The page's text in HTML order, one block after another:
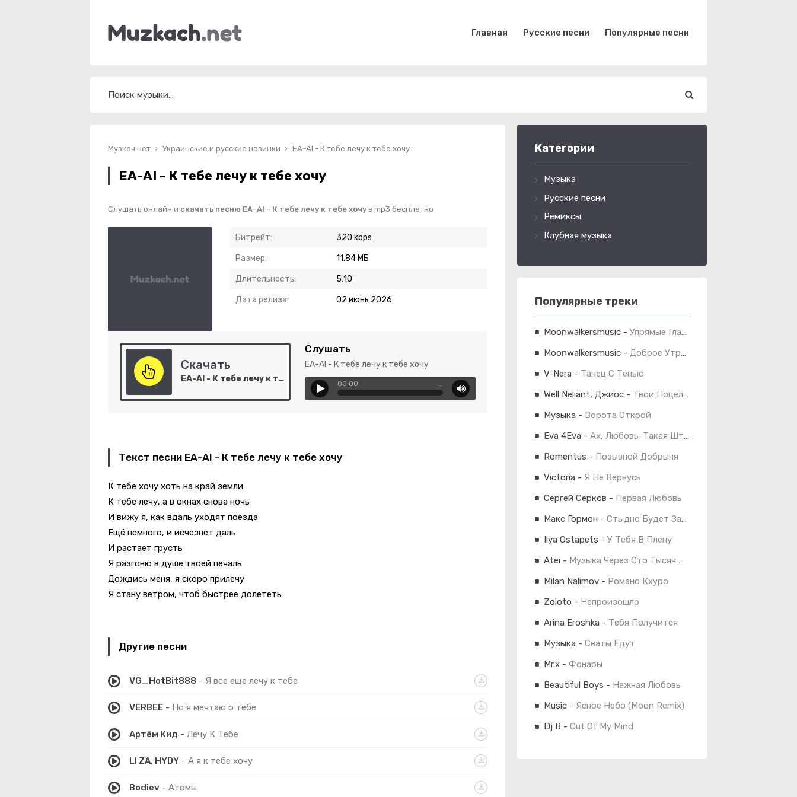
Главная Русские песни Популярные песни
Музкач.нет Украинские и русские новинки EA-AI - К тебе лечу к тебе хочу
EA-AI - К тебе лечу к тебе хочу
Слушать онлайн и скачать песню EA-AI - К тебе лечу к тебе хочу в mp3 бесплатно
Битрейт: 320 kbps
Размер: 11.84 МБ
Длительность: 5:10
Дата релиза: 02 июнь 2026
Скачать
EA-AI - К тебе лечу к тебе хочу
Слушать
EA-AI - К тебе лечу к тебе хочу
00:00 …
Текст песни EA-AI - К тебе лечу к тебе хочу
К тебе хочу хоть на край земли
К тебе лечу, а в окнах снова ночь
И вижу я, как вдаль уходят поезда
Ещё немного, и исчезнет даль
И растает грусть
Я разгоню в душе твоей печаль
Дождись меня, я скоро прилечу
Я стану ветром, чтоб быстрее долететь
Другие песни
VG_HotBit888 - Я все еще лечу к тебе
VERBEE - Но я мечтаю о тебе
Артём Кид - Лечу К Тебе
LI ZA, HYDY - А я к тебе хочу
Bodiev - Атомы
Категории
Музыка
Русские песни
Ремиксы
Клубная музыка
Популярные треки
Moonwalkersmusic - Упрямые Глаза
Moonwalkersmusic - Доброе Утро Суббота
V-Nera - Танец С Тенью
Well Neliant, Джиос - Твои Поцелуи
Музыка - Ворота Открой
Eva 4Eva - Ах, Любовь-Такая Штука
Romentus - Позывной Добрыня
Victoria - Я Не Вернусь
Сергей Серков - Первая Любовь
Макс Гормон - Стыдно Будет Завтра
Ilya Ostapets - У Тебя В Плену
Atei - Музыка Через Сто Тысяч Лет
Milan Nalimov - Романо Кхуро
Zoloto - Непроизошло
Arina Eroshka - Тебя Получится
Музыка - Сваты Едут
Mr.x - Фонары
Beautiful Boys - Нежная Любовь
Music - Ясное Небо (Moon Remix)
Dj B - Out Of My Mind